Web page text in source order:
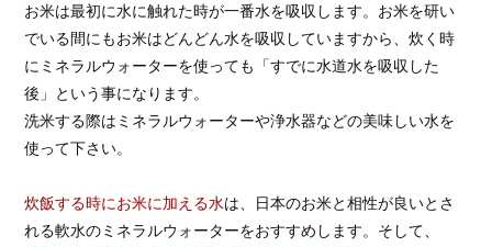
お米は最初に水に触れた時が一番水を吸収します。お米を研い
でいる間にもお米はどんどん水を吸収していますから、炊く時
にミネラルウォーターを使っても「すでに水道水を吸収した
後」という事になります。
洗米する際はミネラルウォーターや浄水器などの美味しい水を
使って下さい。
炊飯する時にお米に加える水は、日本のお米と相性が良いとさ
れる軟水のミネラルウォーターをおすすめします。そして、